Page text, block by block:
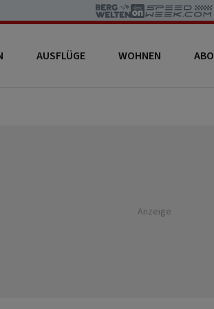
AUSFLÜGE WOHNEN ABO
Anzeige